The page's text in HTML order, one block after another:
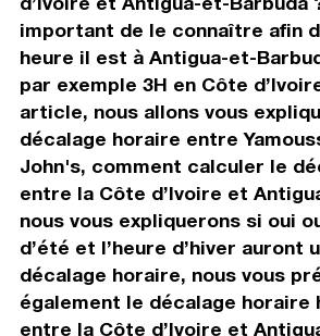
important de le connaître afin
heure il est à Antigua-et-
par exemple 3H en Côte
article, nous allons vous
décalage horaire entre
John's, comment calculer le
entre la Côte d’Ivoire et
nous vous expliquerons si oui
d’été et l’heure d’hiver auront
décalage horaire, nous vous
également le décalage horaire
entre la Côte d’Ivoire et